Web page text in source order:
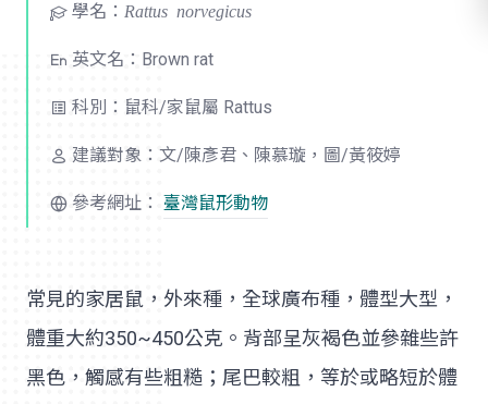
學名： Rattus norvegicus
英文名：Brown rat
科別：鼠科/家鼠屬 Rattus
建議對象：文/陳彥君、陳慕璇，圖/黃筱婷
參考網址： 臺灣鼠形動物
常見的家居鼠，外來種，全球廣布種，體型大型，
體重大約350~450公克。背部呈灰褐色並參雜些許
黑色，觸感有些粗糙；尾巴較粗，等於或略短於體